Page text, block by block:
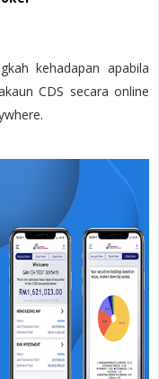
kehadapan apabila
CDS secara online